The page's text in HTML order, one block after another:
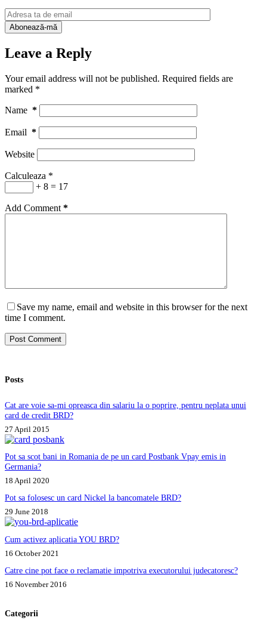
Leave a Reply
Your email address will not be published. Required fields are
marked *
Name *
Email *
Website
Calculeaza *
+ 8 = 17
Add Comment *
Save my name, email and website in this browser for the next
time I comment.
Post Comment
Posts
Cat are voie sa-mi opreasca din salariu la o poprire, pentru neplata unui
card de credit BRD?
27 April 2015
Pot sa scot bani in Romania de pe un card Postbank Vpay emis in
Germania?
18 April 2020
Pot sa folosesc un card Nickel la bancomatele BRD?
29 June 2018
Cum activez aplicatia YOU BRD?
16 October 2021
Catre cine pot face o reclamatie impotriva executorului judecatoresc?
16 November 2016
Categorii